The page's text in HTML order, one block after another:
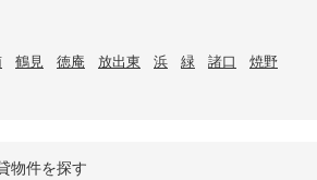
鶴見 徳庵 放出東 浜 緑 諸口
焼野
物件を探す